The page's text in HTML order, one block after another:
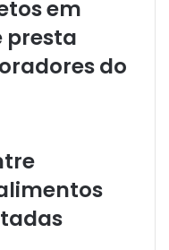
em
presta
do